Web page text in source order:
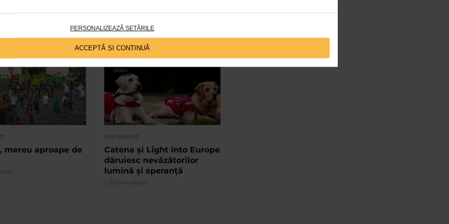
PERSONALIZEAZĂ SETĂRILE
ACCEPTĂ SI CONTINUĂ
Societatatea Nationala Romana de Boli Infectioase.
mereu aproape de
VIDEO
EVENIMENT
Catena și Light into Europe
dăruiesc nevăzătorilor
lumină și speranță
1.831 vizualizari